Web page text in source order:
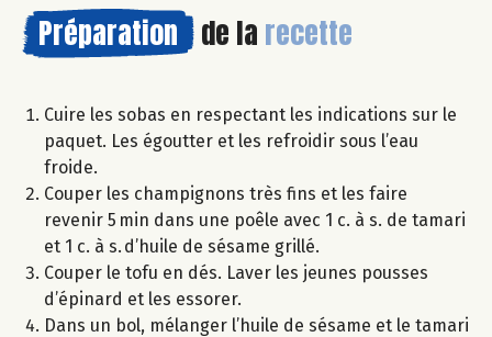
Préparation de la recette
Cuire les sobas en respectant les indications sur le
paquet. Les égoutter et les refroidir sous l’eau
froide.
Couper les champignons très fins et les faire
revenir 5 min dans une poêle avec 1 c. à s. de tamari
et 1 c. à s. d’huile de sésame grillé.
Couper le tofu en dés. Laver les jeunes pousses
d’épinard et les essorer.
Dans un bol, mélanger l’huile de sésame et le tamari